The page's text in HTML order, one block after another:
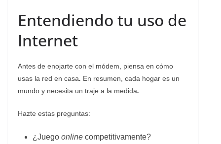
Entendiendo tu uso de
Internet
Antes de enojarte con el módem, piensa en cómo
usas la red en casa. En resumen, cada hogar es un
mundo y necesita un traje a la medida.
Hazte estas preguntas:
¿Juego online competitivamente?